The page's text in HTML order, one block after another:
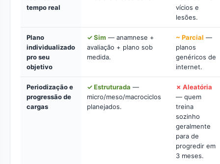
tempo real
vícios e
lesões.
Plano
individualizado
pro seu
objetivo
✓ Sim — anamnese +
avaliação + plano sob
medida.
~ Parcial —
planos
genéricos de
internet.
Periodização e
progressão de
cargas
✓ Estruturada —
micro/meso/macrociclos
planejados.
✗ Aleatória
— quem
treina
sozinho
geralmente
para de
progredir em
3 meses.